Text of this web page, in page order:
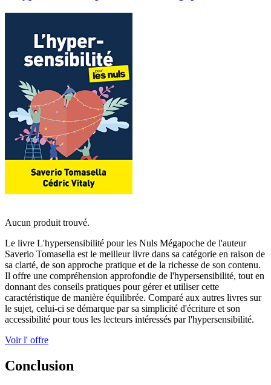
Aucun produit trouvé.
Le livre L'hypersensibilité pour les Nuls Mégapoche de l'auteur
Saverio Tomasella est le meilleur livre dans sa catégorie en raison de
sa clarté, de son approche pratique et de la richesse de son contenu.
Il offre une compréhension approfondie de l'hypersensibilité, tout en
donnant des conseils pratiques pour gérer et utiliser cette
caractéristique de manière équilibrée. Comparé aux autres livres sur
le sujet, celui-ci se démarque par sa simplicité d'écriture et son
accessibilité pour tous les lecteurs intéressés par l'hypersensibilité.
Voir l' offre
Conclusion